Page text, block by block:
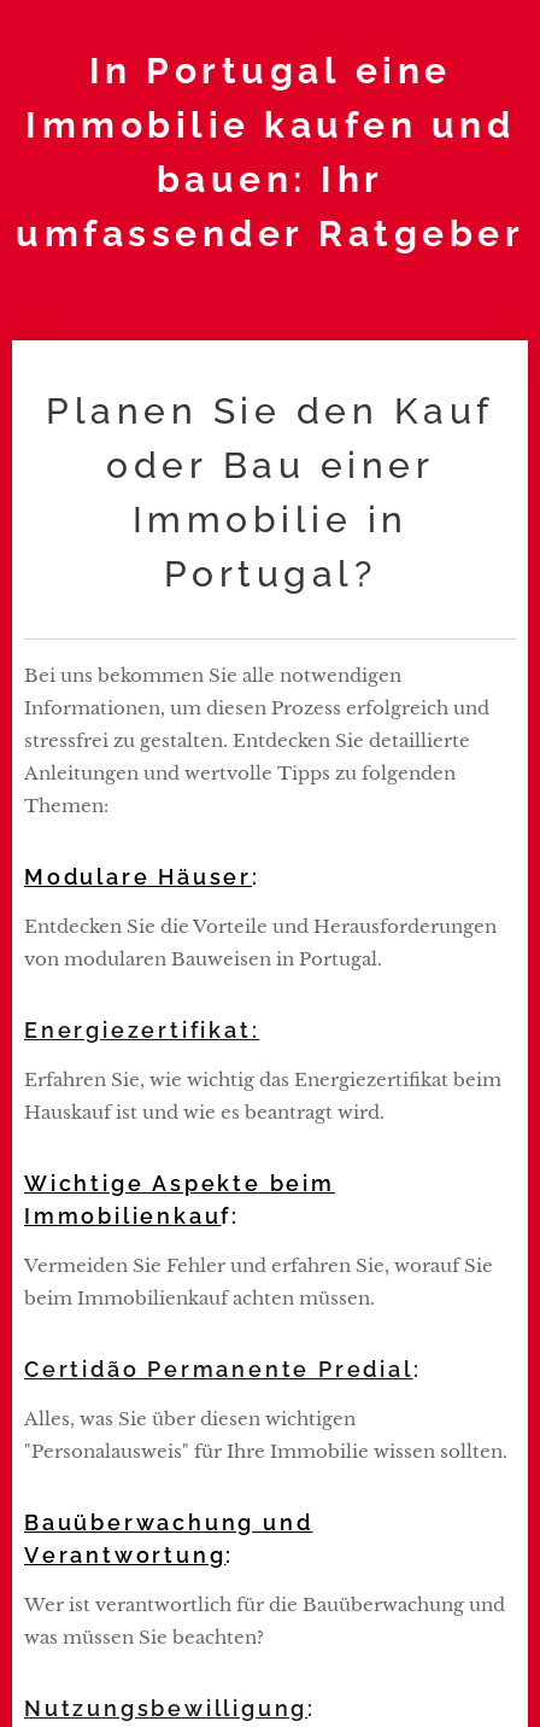
In Portugal eine
Immobilie kaufen und
bauen: Ihr
umfassender Ratgeber
Planen Sie den Kauf
oder Bau einer
Immobilie in
Portugal?
Bei uns bekommen Sie alle notwendigen
Informationen, um diesen Prozess erfolgreich und
stressfrei zu gestalten. Entdecken Sie detaillierte
Anleitungen und wertvolle Tipps zu folgenden
Themen:
Modulare Häuser:
Entdecken Sie die Vorteile und Herausforderungen
von modularen Bauweisen in Portugal.
Energiezertifikat:
Erfahren Sie, wie wichtig das Energiezertifikat beim
Hauskauf ist und wie es beantragt wird.
Wichtige Aspekte beim
Immobilienkauf:
Vermeiden Sie Fehler und erfahren Sie, worauf Sie
beim Immobilienkauf achten müssen.
Certidão Permanente Predial:
Alles, was Sie über diesen wichtigen
"Personalausweis" für Ihre Immobilie wissen sollten.
Bauüberwachung und
Verantwortung:
Wer ist verantwortlich für die Bauüberwachung und
was müssen Sie beachten?
Nutzungsbewilligung: